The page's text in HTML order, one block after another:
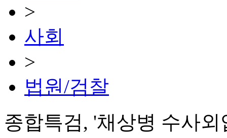
>
사회
>
법원/검찰
종합특검, '채상병 수사